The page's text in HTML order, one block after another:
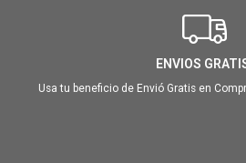
ENVIOS
Usa tu beneficio de Envió Gratis en